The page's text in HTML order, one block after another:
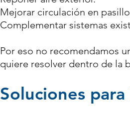
Mejorar circulación en
Complementar sistemas
Por eso no recomendamos
quiere resolver dentro de la
Soluciones